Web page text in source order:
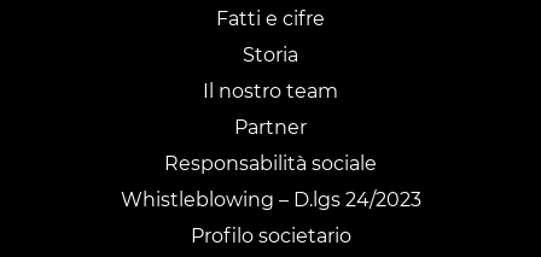
Fatti e cifre
Storia
Il nostro team
Partner
Responsabilità sociale
Whistleblowing – D.lgs 24/2023
Profilo societario